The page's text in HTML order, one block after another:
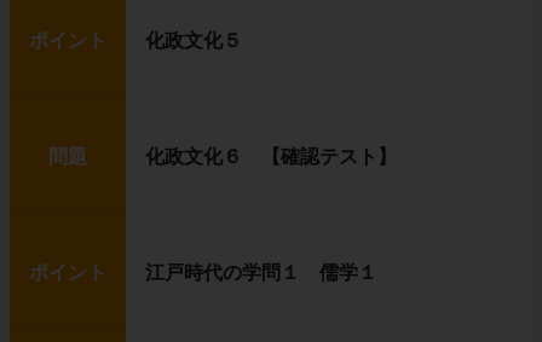
ポイント 化政文化５
問題 化政文化６ 【確認テスト】
ポイント 江戸時代の学問１ 儒学１